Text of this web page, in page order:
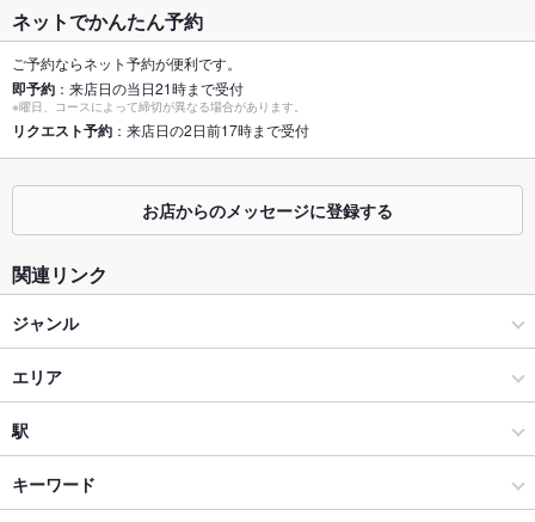
個室 なし
座敷 なし
掘りごたつ あり
カウンター あり
ソファー なし
テラス席
貸切
設備
Wi-Fi
ー
ネットでかんたん予約
ご予約ならネット予約が便利です。
即予約 ：来店日の当日21時まで受付
※曜日、コースによって締切が異なる場合があります。
リクエスト予約 ：来店日の2日前17時まで受付
お店からのメッセージに登録する
関連リンク
ジャンル
居酒屋
和風
坂井市 × 居酒屋
エリア
坂井
坂井 × 居酒屋
駅
春江駅
キーワード